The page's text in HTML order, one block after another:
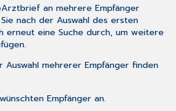
an mehrere Empfänger
nach der Auswahl des ersten
erneut eine Suche durch, um weitere
Auswahl mehrerer Empfänger finden
Empfänger an.